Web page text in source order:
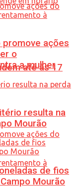
até às 17
promove ações
o
a mulher
resulta na
Mourão
de fios
Mourão